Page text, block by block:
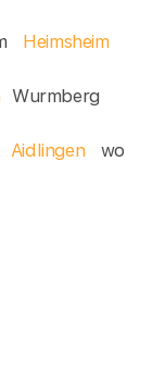
Heimsheim
Wurmberg
Aidlingen wo